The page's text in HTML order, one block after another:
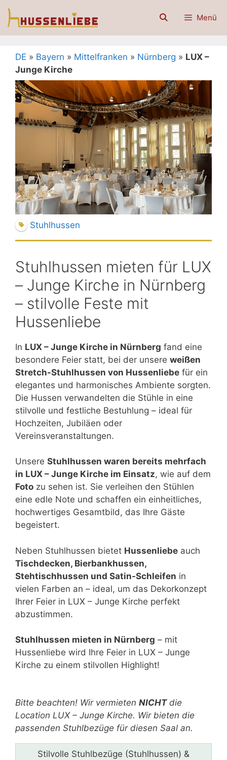
Zum
Inhalt
Menü
DE » Bayern » Mittelfranken » Nürnberg » LUX –
Junge Kirche
Stuhlhussen
Stuhlhussen mieten für LUX
– Junge Kirche in Nürnberg
– stilvolle Feste mit
Hussenliebe
In LUX – Junge Kirche in Nürnberg fand eine
besondere Feier statt, bei der unsere weißen
Stretch-Stuhlhussen von Hussenliebe für ein
elegantes und harmonisches Ambiente sorgten.
Die Hussen verwandelten die Stühle in eine
stilvolle und festliche Bestuhlung – ideal für
Hochzeiten, Jubiläen oder
Vereinsveranstaltungen.
Unsere Stuhlhussen waren bereits mehrfach
in LUX – Junge Kirche im Einsatz, wie auf dem
Foto zu sehen ist. Sie verleihen den Stühlen
eine edle Note und schaffen ein einheitliches,
hochwertiges Gesamtbild, das Ihre Gäste
begeistert.
Neben Stuhlhussen bietet Hussenliebe auch
Tischdecken, Bierbankhussen,
Stehtischhussen und Satin-Schleifen in
vielen Farben an – ideal, um das Dekorkonzept
Ihrer Feier in LUX – Junge Kirche perfekt
abzustimmen.
Stuhlhussen mieten in Nürnberg – mit
Hussenliebe wird Ihre Feier in LUX – Junge
Kirche zu einem stilvollen Highlight!
Bitte beachten! Wir vermieten NICHTdie
Location LUX – Junge Kirche. Wir bieten die
passenden Stuhlbezüge für diesen Saal an.
Stilvolle Stuhlbezüge (Stuhlhussen) &